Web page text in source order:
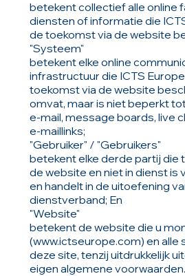
betekent collectief alle online
diensten of informatie die
de toekomst via de website
"Systeem"
betekent elke online
infrastructuur die ICTS
toekomst via de website
omvat, maar is niet beperkt
e-mail, message boards, live
e-maillinks;
"Gebruiker" / "Gebruikers"
betekent elke derde partij die
de website en niet in dienst is
en handelt in de uitoefening
dienstverband; En
"Website"
betekent de website die u
(www.ictseurope.com) en alle
deze site, tenzij uitdrukkelijk
eigen algemene voorwaarden.